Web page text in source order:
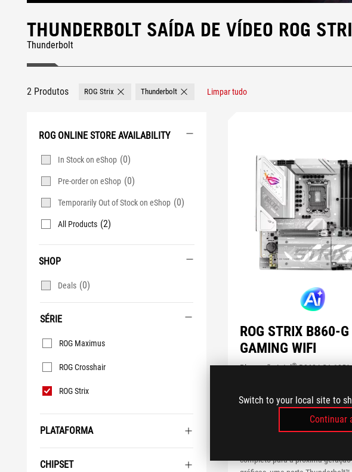
Switch to your local site to
Continuar
THUNDERBOLT SAÍDA DE VÍDEO ROG
Thunderbolt
2 Produtos ROG Strix Remove ROG Strix
Thunderbolt Remove Thunderbolt
Limpar tudo
ROG ONLINE STORE AVAILABILITY
In Stock on eShop (0)
Pre-order on eShop (0)
Temporarily Out of Stock on eShop (0)
All Products (2)
SHOP
Deals (0)
SÉRIE
Série
ROG Maximus
ROG Crosshair
ROG Strix
PLATAFORMA
CHIPSET
ROG STRIX B860-G
GAMING WIFI
Placa-mãe Intel®B860 LGA 1851
fases de energia, slots DDR5,
7 com ASUS WiFi Q-Antenna,
5.0 NVMe®
M.2 Q-release, PCIe 5.0 x16
completo para a próxima